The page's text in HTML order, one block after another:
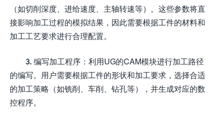
（如切削深度、进给速度、主轴转速等）。这些参数将直
接影响加工过程的模拟结果，因此需要根据工件的材料和
加工工艺要求进行合理配置。
3. 编写加工程序：利用UG的CAM模块进行加工路径
的编写。用户需要根据工件的形状和加工要求，选择合适
的加工策略（如铣削、车削、钻孔等），并生成对应的数
控程序。